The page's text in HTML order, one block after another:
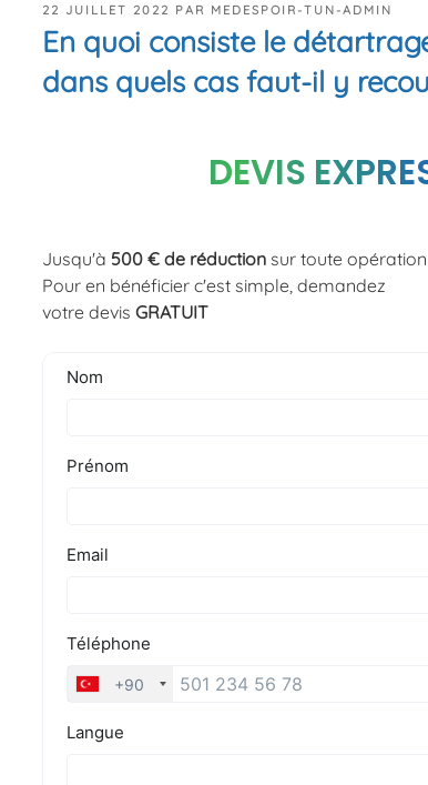
PUBLIÉ
LE
22 JUILLET 2022 PAR MEDESPOIR-TUN-ADMIN
En quoi consiste le
dans quels cas faut-il y
DEVIS
Jusqu'à 500 € de réduction sur toute
Pour en bénéficier c'est simple, demandez
votre devis GRATUIT